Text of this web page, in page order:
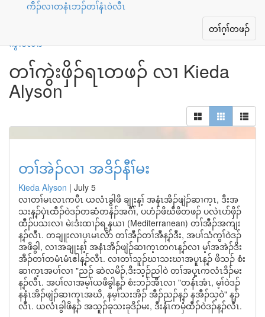
ကိိၣ်လၢတနံၤဘၣ်တၢ်နံၤ၀ဲလီၤ
Toggle
navigation
တၢ်ဂ့ၢ်တဖၣ်
ပပှၤကွဲးတၢ်တဖၣ်
ကွၢ်ခဲလၢာ်
တၢ်ကွဲးဖှိၣ်ရၤတဖၣ် လၢ Kieda
Alyson
တၢ်အဲၣ်လၢ အဒိၣ်နီၢ်မး
Kieda Alyson | July 5
လၢတၢ်မၤလၤကပီၤ ယလံၤခွါဖိ ချုးန့ၢ် အနံၤအိၣ်ဖျဲၣ်ဆၢက့ၤ, ဒီးအ
သးန့ၣ်ပှဲၤထီၣ်ဝဲဒၣ်တဆံတနံၣ်အဂီၢ်, ပဟံၣ်ဖိဃီဖိတဖၣ် ပလဲၤပာ်ဖှိၣ်
ထီၣ်ပသးလၢ မဲးဒံးထၢၣ်ရ့နယၢ (Mediterranean) တၢ်အီၣ်အကျး
န့ၣ်လီၤ. တချူးလၢပှၤမၤလိာ် တၢ်အီၣ်တၢ်အီန့ၣ်ဒီး, အပၢ်သံကွၢ်ဝဲဒၣ်
အဖိခွါ, လၢအချုးန့ၢ် အနံၤအိၣ်ဖျဲၣ်ဆၢက့ၤတဂၤန့ၣ်လၢ မ့ၢ်အအဲၣ်ဒိး
အီၣ်တၢ်တမံၤမံၤဧါန့ၣ်လီၤ. လၢတၢ်သူၣ်ဃၢသးဃၢအပူၤန့ၣ် ဖိသၣ် စံး
ဆၢက့ၤအပၢ်လၢ "ညၣ် ဆဲလမိၣ်,ဒီးသ့ၣ်ညါဝဲ တၢ်အပှ့ၤကလံၤဒိၣ်မး
န့ၣ်လီၤ. အပၢ်လၢအမ့ၢ်ယဖိခွါန့ၣ် စံးဘၣ်အီၤလၢ "တနံၤအံၤ, မ့ၢ်ဝဲဒၣ်
နနံၤအိၣ်ဖျဲၣ်ဆၢက့ၤအဃိ, နမ့ၢ်သးအိၣ် အီၣ်ညၣ်န့ၣ် နအီၣ်သ့ဝဲ" န့ၣ်
လီၤ. ယလံၤခွါဖိန့ၣ် အသူၣ်ခုသးခုဒိၣ်မး, ဒီးနံၤကမှံထီၣ်ဝဲဒၣ်န့ၣ်လီၤ.